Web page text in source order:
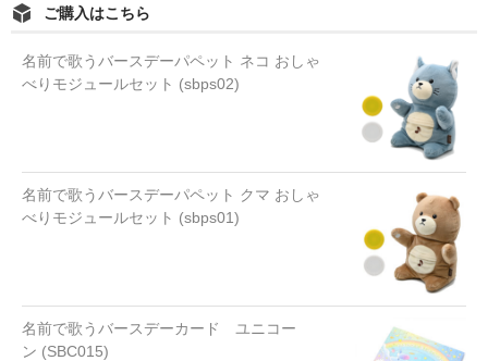
お問い合わせ
ご購入はこちら
名前で歌うバースデーパペット ネコ おしゃ
べりモジュールセット (sbps02)
名前で歌うバースデーパペット クマ おしゃ
べりモジュールセット (sbps01)
名前で歌うバースデーカード ユニコー
ン (SBC015)